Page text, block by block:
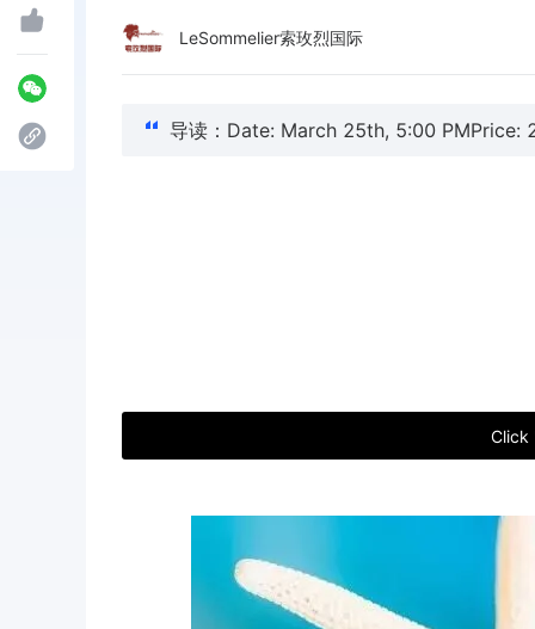
LeSommelier索玫烈国际
导读：Date: March 25th, 5:00 PMPrice: